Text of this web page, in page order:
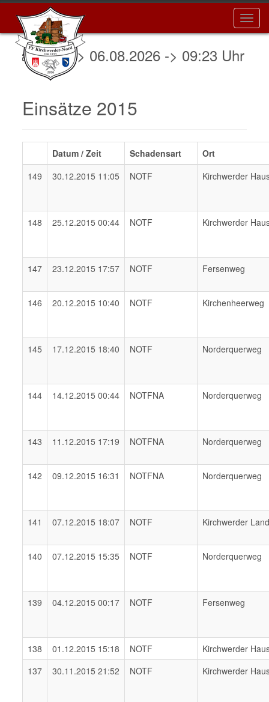
072 -> 06.08.2026 -> 09:23 Uhr ->
Einsätze 2015
Datum / Zeit Schadensart
Ort
149
30.12.2015 11:05 NOTF Kirchwerder
148 25.12.2015 00:44 NOTF Kirchwerder
147 23.12.2015 17:57 NOTF Fersenweg
146 20.12.2015 10:40 NOTF Kirchenheerweg
145 17.12.2015 18:40 NOTF Norderquerweg
144 14.12.2015 00:44 NOTFNA Norderquerweg
143 11.12.2015 17:19 NOTFNA Norderquerweg
142 09.12.2015 16:31 NOTFNA Norderquerweg
141 07.12.2015 18:07 NOTF Kirchwerder
140 07.12.2015 15:35 NOTF Norderquerweg
139 04.12.2015 00:17 NOTF Fersenweg
138 01.12.2015 15:18 NOTF
Kirchwerder
137
30.11.2015 21:52 NOTF Kirchwerder